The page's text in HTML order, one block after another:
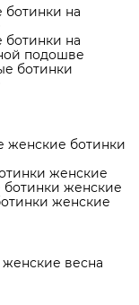
на
на
подошве
ботинки
женские ботинки
женские
женские
женские
весна